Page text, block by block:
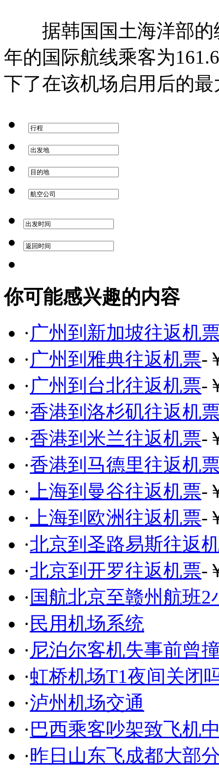
据韩国国土海洋部的
年的国际航线乘客为
下了在该机场启用后的
你可能感兴趣的内容
·广州到新加坡往返机
·广州到雅典往返机票-
·广州到台北往返机票-
·香港到洛杉矶往返机
·香港到米兰往返机票-
·香港到马德里往返机
· 上海到曼谷往返机票-
· 上海到欧洲往返机票-
·北京到圣路易斯往返
·北京到开罗往返机票-
· 国航北京至赣州航班2
· 民用机场系统
· 尼泊尔客机失事前曾
·虹桥机场T1夜间关闭
·泸州机场交通
·巴西乘客吵架致飞机
·昨日山东飞成都大部